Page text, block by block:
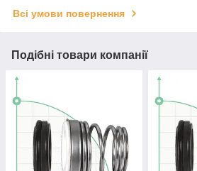
Всі умови повернення
Подібні товари компанії